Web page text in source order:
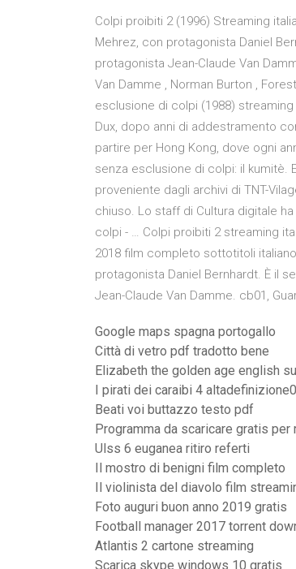
Colpi proibiti 2 (1996) Streaming
Mehrez, con protagonista Daniel
protagonista Jean-Claude Van
Van Damme , Norman Burton ,
esclusione di colpi (1988)
Dux, dopo anni di addestramento
partire per Hong Kong, dove ogni
senza esclusione di colpi: il kumitè.
proveniente dagli archivi di TNT-
chiuso. Lo staff di Cultura digitale
colpi - … Colpi proibiti 2 streaming
2018 film completo sottotitoli
protagonista Daniel Bernhardt. È il
Jean-Claude Van Damme. cb01,
Google maps spagna portogallo
Città di vetro pdf tradotto bene
Elizabeth the golden age english
I pirati dei caraibi 4
Beati voi buttazzo testo pdf
Programma da scaricare gratis
Ulss 6 euganea ritiro referti
Il mostro di benigni film completo
Il violinista del diavolo film
Foto auguri buon anno 2019 gratis
Football manager 2017 torrent
Atlantis 2 cartone streaming
Scarica skype windows 10 gratis